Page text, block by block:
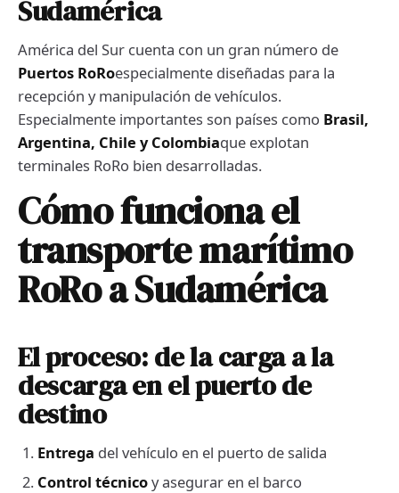
Sudamérica
América del Sur cuenta con un gran número de
Puertos RoRoespecialmente diseñadas para la
recepción y manipulación de vehículos.
Especialmente importantes son países como Brasil,
Argentina, Chile y Colombiaque explotan
terminales RoRo bien desarrolladas.
Cómo funciona el
transporte marítimo
RoRo a Sudamérica
El proceso: de la carga a la
descarga en el puerto de
destino
Entrega del vehículo en el puerto de salida
Control técnicoy asegurar en el barco